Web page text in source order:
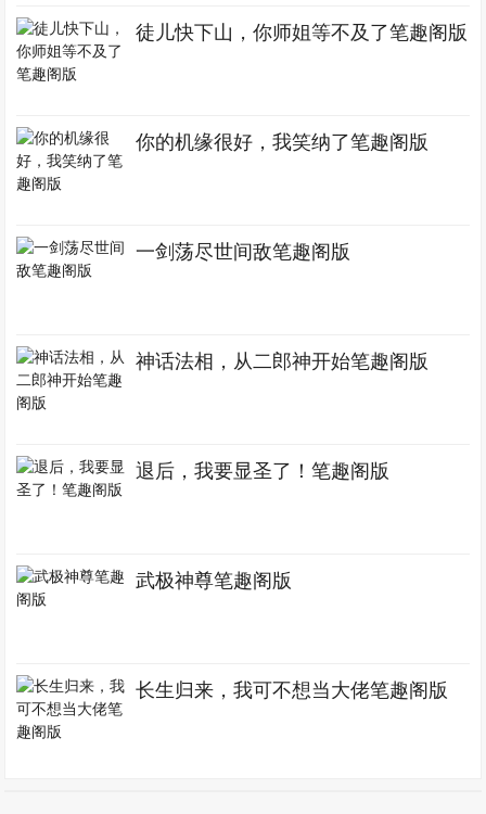
徒儿快下山，你师姐等不及了笔趣阁版
你的机缘很好，我笑纳了笔趣阁版
一剑荡尽世间敌笔趣阁版
神话法相，从二郎神开始笔趣阁版
退后，我要显圣了！笔趣阁版
武极神尊笔趣阁版
长生归来，我可不想当大佬笔趣阁版